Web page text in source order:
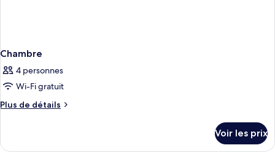
Chambre
4 personnes
Wi-Fi gratuit
Plus de détails
Plus
le
Voir les prix